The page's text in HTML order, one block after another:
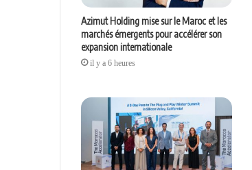
Azimut Holding mise sur le Maroc et les
marchés émergents pour accélérer son
expansion internationale
il y a 6 heures